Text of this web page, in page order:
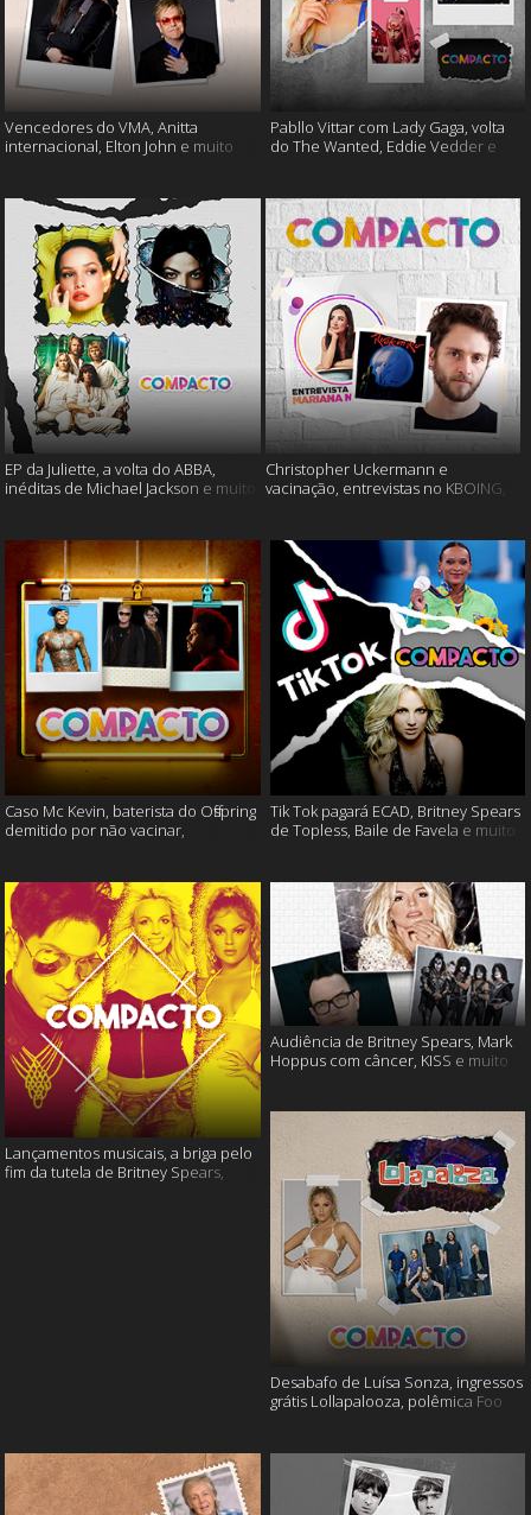
Vencedores do VMA, Anitta
internacional, Elton John e muito
Pabllo Vittar com Lady Gaga, volta
do The Wanted, Eddie Vedder e
EP da Juliette, a volta do ABBA,
inéditas de Michael Jackson e muito
Christopher Uckermann e
vacinação, entrevistas no KBOING,
Caso Mc Kevin, baterista do Offspring
demitido por não vacinar,
Tik Tok pagará ECAD, Britney Spears
de Topless, Baile de Favela e muito
Lançamentos musicais, a briga pelo
fim da tutela de Britney Spears,
Audiência de Britney Spears, Mark
Hoppus com câncer, KISS e muito
Desabafo de Luísa Sonza, ingressos
grátis Lollapalooza, polêmica Foo